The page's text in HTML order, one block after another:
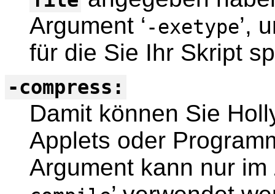
Argument ‘-exetype’,
für die Sie Ihr Skript
-compress:
Damit können Sie
Applets oder
Argument kann nur im